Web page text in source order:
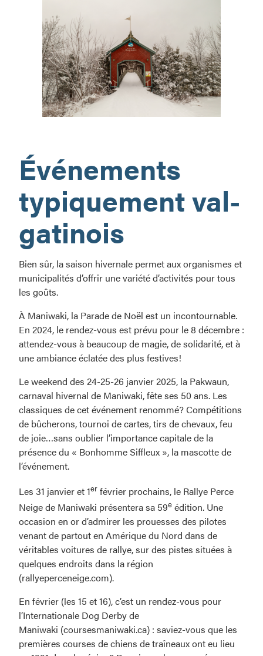
l’hiver!
Événements
typiquement val-
gatinois
Bien sûr, la saison hivernale permet aux organismes et
municipalités d’offrir une variété d’activités pour tous
les goûts.
À Maniwaki, la Parade de Noël est un incontournable.
En 2024, le rendez-vous est prévu pour le 8 décembre :
attendez-vous à beaucoup de magie, de solidarité, et à
une ambiance éclatée des plus festives!
Le weekend des 24-25-26 janvier 2025, la Pakwaun,
carnaval hivernal de Maniwaki, fête ses 50 ans. Les
classiques de cet événement renommé? Compétitions
de bûcherons, tournoi de cartes, tirs de chevaux, feu
de joie…sans oublier l’importance capitale de la
présence du « Bonhomme Siffleux », la mascotte de
l’événement.
Les 31 janvier et 1er février prochains, le Rallye Perce
Neige de Maniwaki présentera sa 59e édition. Une
occasion en or d’admirer les prouesses des pilotes
venant de partout en Amérique du Nord dans de
véritables voitures de rallye, sur des pistes situées à
quelques endroits dans la région
(rallyeperceneige.com).
En février (les 15 et 16), c’est un rendez-vous pour
l’Internationale Dog Derby de
Maniwaki (coursesmaniwaki.ca) : saviez-vous que les
premières courses de chiens de traîneaux ont eu lieu